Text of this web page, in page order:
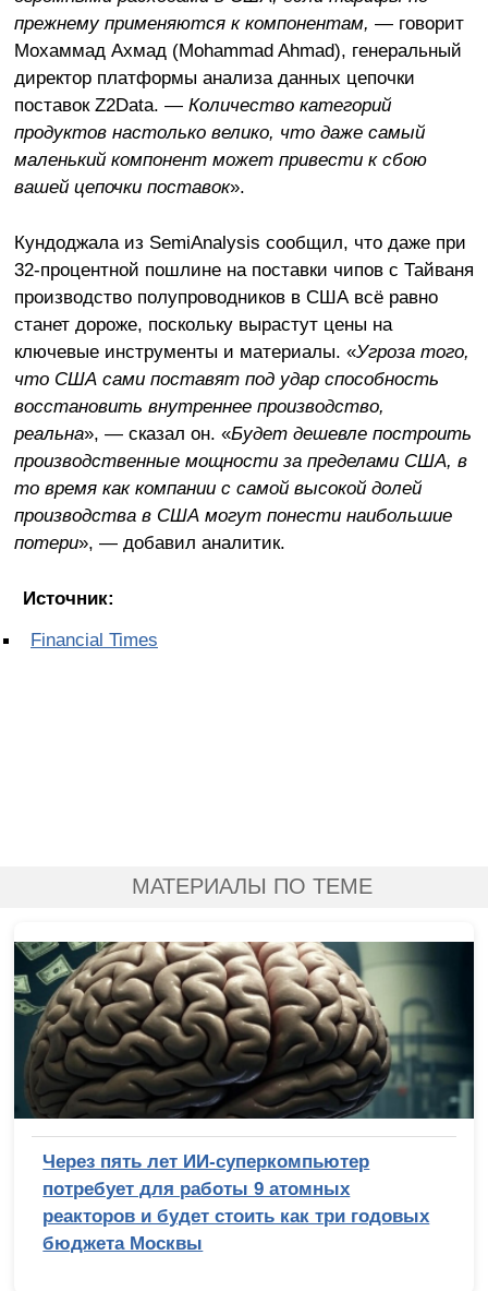
прежнему применяются к компонентам, — говорит
Мохаммад Ахмад (Mohammad Ahmad), генеральный
директор платформы анализа данных цепочки
поставок Z2Data. — Количество категорий
продуктов настолько велико, что даже самый
маленький компонент может привести к сбою
вашей цепочки поставок».
Кундоджала из SemiAnalysis сообщил, что даже при
32-процентной пошлине на поставки чипов с Тайваня
производство полупроводников в США всё равно
станет дороже, поскольку вырастут цены на
ключевые инструменты и материалы. «Угроза того,
что США сами поставят под удар способность
восстановить внутреннее производство,
реальна», — сказал он. «Будет дешевле построить
производственные мощности за пределами США, в
то время как компании с самой высокой долей
производства в США могут понести наибольшие
потери», — добавил аналитик.
Источник:
Financial Times
МАТЕРИАЛЫ ПО ТЕМЕ
Через пять лет ИИ-суперкомпьютер
потребует для работы 9 атомных
реакторов и будет стоить как три годовых
бюджета Москвы